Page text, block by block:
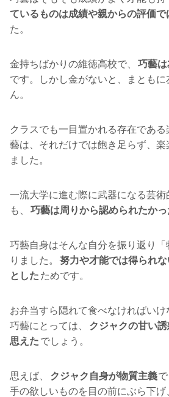
ているものは成績や親からの評価で
た。
金持ちばかりの維徳高校で、 巧藝
です。しかし金がないと、まとも
ん。
クラスでも一目置かれる存在であ
藝は、それだけでは飽き足らず、
ました。
一流大学に進む際に武器になる芸
も、
巧藝は周りから認められたかっ
巧藝自身はそんな自分を振り返り
りました。
努力や才能では得られ
とした ためです。
お弁当すら隠れて食べなければい
巧藝にとっては、
クジャクの甘い
思えた でしょう。
思えば、 クジャク自身が物質主義
手の欲しいものを目の前にぶら下